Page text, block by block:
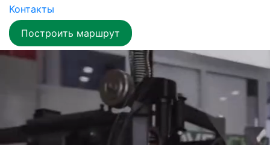
Контакты
Построить маршрут